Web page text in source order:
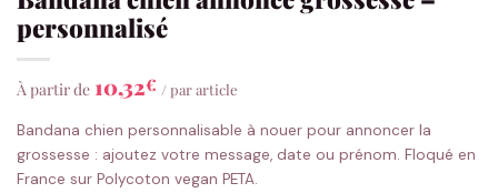
personnalisé
À partir de 10,32€ / par article
Bandana chien personnalisable à nouer pour annoncer la
grossesse : ajoutez votre message, date ou prénom. Floqué en
France sur Polycoton vegan PETA.